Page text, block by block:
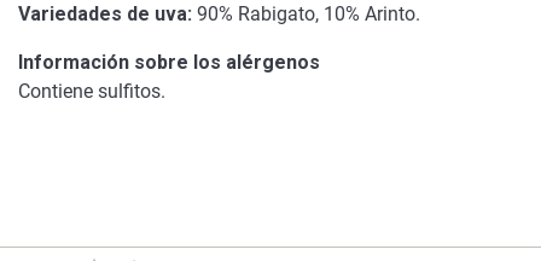
Variedades de uva: 90% Rabigato, 10% Arinto.
Información sobre los alérgenos
Contiene sulfitos.